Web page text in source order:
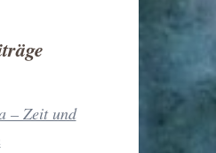
– Zeit und